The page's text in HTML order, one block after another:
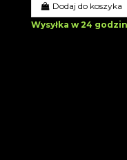
Dodaj do koszyka
Wysyłka w 24 godzin